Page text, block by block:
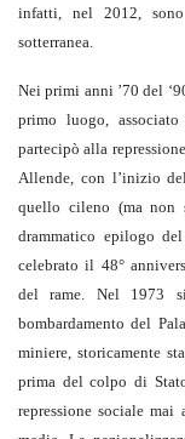
infatti, nel 2012,
sotterranea.
Nei primi anni ’70 del
primo luogo,
partecipò alla
Allende, con l’inizio
quello cileno (ma non
drammatico epilogo
celebrato il 48°
del rame. Nel 1973
bombardamento del
miniere, storicamente
prima del colpo di
repressione sociale